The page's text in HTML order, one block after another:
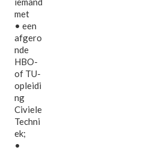
met
• een
afgero
nde
HBO-
of TU-
opleidi
ng
Civiele
Techni
ek;
•